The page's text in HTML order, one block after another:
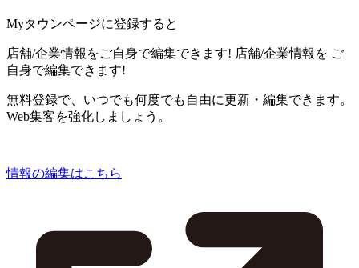
Myタウンページに登録すると
店舗/企業情報をご自身で編集できます! 店舗/企業情報を ご
自身で編集できます!
無料登録で、いつでも何度でも自由に更新・編集できます。
Web集客を強化しましょう。
情報の編集はこちら